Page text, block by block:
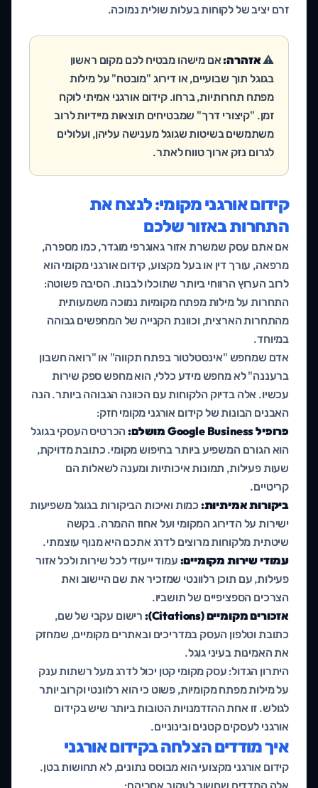
זרם יציב של לקוחות בעלות שולית נמוכה.
⚠️ אזהרה:אם מישהו מבטיח לכם מקום ראשון
בגוגל תוך שבועיים, או דירוג "מובטח" על מילות
מפתח תחרותיות, ברחו. קידום אורגני אמיתי לוקח
זמן. "קיצורי דרך" שמבטיחים תוצאות מיידיות לרוב
משתמשים בשיטות שגוגל מענישה עליהן, ועלולים
לגרום נזק ארוך טווח לאתר.
קידום אורגני מקומי: לנצח את
התחרות באזור שלכם
אם אתם עסק שמשרת אזור גאוגרפי מוגדר, כמו מספרה,
מרפאה, עורך דין או בעל מקצוע, קידום אורגני מקומי הוא
לרוב הערוץ הרווחי ביותר שתוכלו לבנות. הסיבה פשוטה:
התחרות על מילות מפתח מקומיות נמוכה משמעותית
מהתחרות הארצית, וכוונת הקנייה של המחפשים גבוהה
במיוחד.
אדם שמחפש "אינסטלטור בפתח תקווה" או "רואה חשבון
ברעננה" לא מחפש מידע כללי, הוא מחפש ספק שירות
עכשיו. אלה בדיוק הלקוחות עם הכוונה הגבוהה ביותר. הנה
האבנים הבונות של קידום אורגני מקומי חזק:
פרופיל Google Business מושלם:
הכרטיס העסקי בגוגל
הוא הגורם המשפיע ביותר בחיפוש מקומי. כתובת מדויקת,
שעות פעילות, תמונות איכותיות ומענה לשאלות הם
קריטיים.
ביקורות אמיתיות: כמות ואיכות הביקורות בגוגל משפיעות
ישירות על הדירוג המקומי ועל אחוז ההמרה. בקשה
שיטתית מלקוחות מרוצים לדרג אתכם היא מנוף עוצמתי.
עמודי שירות מקומיים: עמוד ייעודי לכל שירות ולכל אזור
פעילות, עם תוכן רלוונטי שמזכיר את שם היישוב ואת
הצרכים הספציפיים של תושביו.
אזכורים מקומיים (Citations):
רישום עקבי של שם,
כתובת וטלפון העסק במדריכים ובאתרים מקומיים, שמחזק
את האמינות בעיני גוגל.
היתרון הגדול: עסק מקומי קטן יכול לדרג מעל רשתות ענק
על מילות מפתח מקומיות, פשוט כי הוא רלוונטי וקרוב יותר
לגולש. זו אחת ההזדמנויות הטובות ביותר שיש בקידום
אורגני לעסקים קטנים ובינוניים.
איך מודדים הצלחה בקידום אורגני
קידום אורגני מקצועי הוא מבוסס נתונים, לא תחושות בטן.
אלה המדדים שחשוב לעקוב אחריהם: